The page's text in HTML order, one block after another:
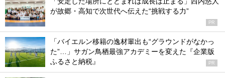
が故郷・高知で次世代へ伝えた“挑戦する力”
PR
「バイエルン移籍の逸材輩出も“グラウンドがなかっ
た”…」サガン鳥栖最強アカデミーを変えた『企業版
ふるさと納税』
PR